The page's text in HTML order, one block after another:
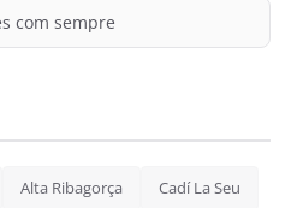
com sempre
Alta Ribagorça Cadí La Seu